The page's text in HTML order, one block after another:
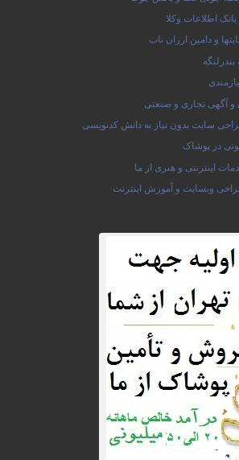
اطلاعات وکلا
و دامین ارزان ناب
و آگهی تجاری و صنعتی
سایت بدون نیاز به دانش کدنویسی
در پوشاک
اینترنتی و هنری از ما
وبسایت و آموزش اینترنت